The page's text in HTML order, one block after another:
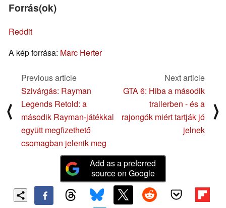
Forrás(ok)
Reddit
A kép forrása: Marc Herter
⟨
Previous article
Szivárgás: Rayman
Legends Retold: a
második Rayman-játékkal
együtt megfizethető
csomagban jelenik meg
Next article
GTA 6: Hiba a második
trailerben - és a
rajongók miért tartják jó
jelnek
⟩
Add as a preferred
source on Google